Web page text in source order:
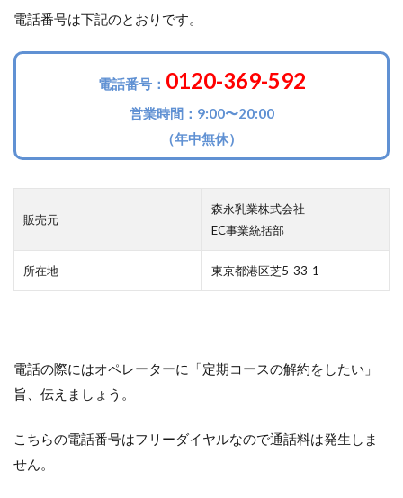
電話番号は下記のとおりです。
電話番号： 0120-369-592
営業時間：9:00〜20:00
（年中無休）
販売元
森永乳業株式会社
EC事業統括部
所在地 東京都港区芝5-33-1
電話の際にはオペレーターに「定期コースの解約をしたい」
旨、伝えましょう。
こちらの電話番号はフリーダイヤルなので通話料は発生しま
せん。